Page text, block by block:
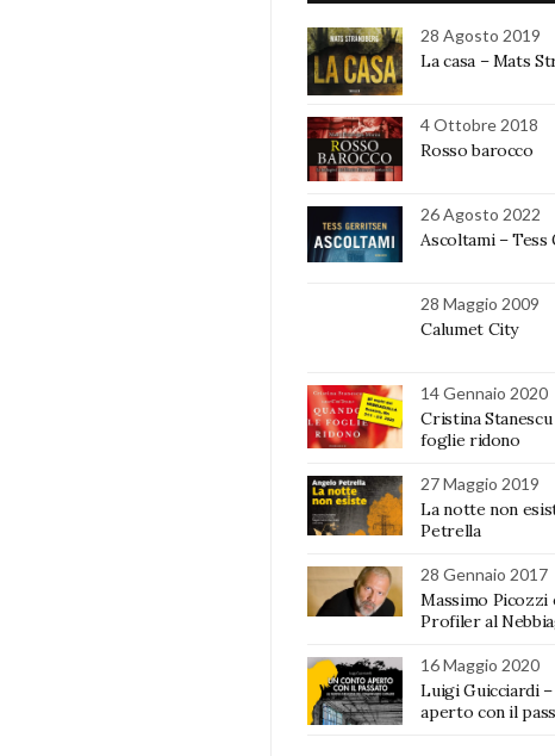
28 Agosto 2019
La casa – Mats
4 Ottobre 2018
Rosso barocco
26 Agosto 2022
Ascoltami –
28 Maggio 2009
Calumet City
14 Gennaio 2020
Cristina
foglie ridono
27 Maggio 2019
La notte non
Petrella
28 Gennaio 2017
Massimo Picozzi
Profiler al
16 Maggio 2020
Luigi Guicciardi
aperto con il